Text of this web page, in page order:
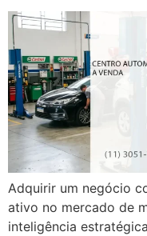
Adquirir um negócio
ativo no mercado de
inteligência